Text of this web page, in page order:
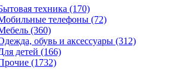
техника (170)
телефоны (72)
(360)
обувь и аксессуары (312)
детей (166)
(1732)